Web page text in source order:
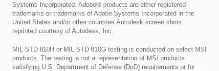
Systems Incorporated. Adobe® products are either registered
trademarks or trademarks of Adobe Systems Incorporated in the
United States and/or other countries.Autodesk screen shots
reprinted courtesy of Autodesk, Inc.
MIL-STD 810H or MIL-STD 810G testing is conducted on select MSI
products. The testing is not a representation of MSI products
satisfying U.S. Department of Defense (DoD) requirements or for